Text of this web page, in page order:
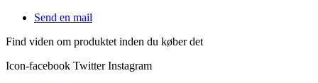
Videre
indhold
Send en mail
Find viden om produktet inden du køber det
Icon-facebook Twitter Instagram